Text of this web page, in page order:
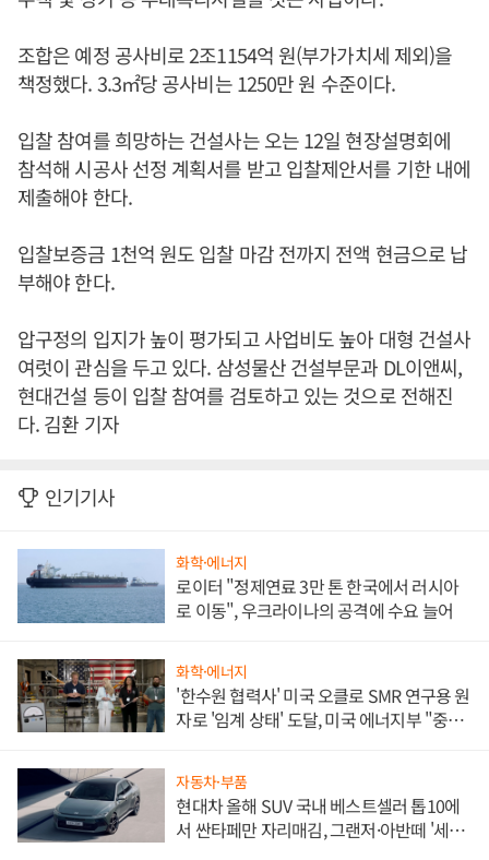
조합은 예정 공사비로 2조1154억 원(부가가치세 제외)을
책정했다. 3.3㎡당 공사비는 1250만 원 수준이다.
입찰 참여를 희망하는 건설사는 오는 12일 현장설명회에
참석해 시공사 선정 계획서를 받고 입찰제안서를 기한 내에
제출해야 한다.
입찰보증금 1천억 원도 입찰 마감 전까지 전액 현금으로 납
부해야 한다.
압구정의 입지가 높이 평가되고 사업비도 높아 대형 건설사
여럿이 관심을 두고 있다. 삼성물산 건설부문과 DL이앤씨,
현대건설 등이 입찰 참여를 검토하고 있는 것으로 전해진
다. 김환 기자
인기기사
화학·에너지
로이터 "정제연료 3만 톤 한국에서 러시아
로 이동", 우크라이나의 공격에 수요 늘어
화학·에너지
'한수원 협력사' 미국 오클로 SMR 연구용 원
자로 '임계 상태' 도달, 미국 에너지부 "중요
자동차·부품
현대차 올해 SUV 국내 베스트셀러 톱10에
서 싼타페만 자리매김, 그랜저·아반떼 '세단